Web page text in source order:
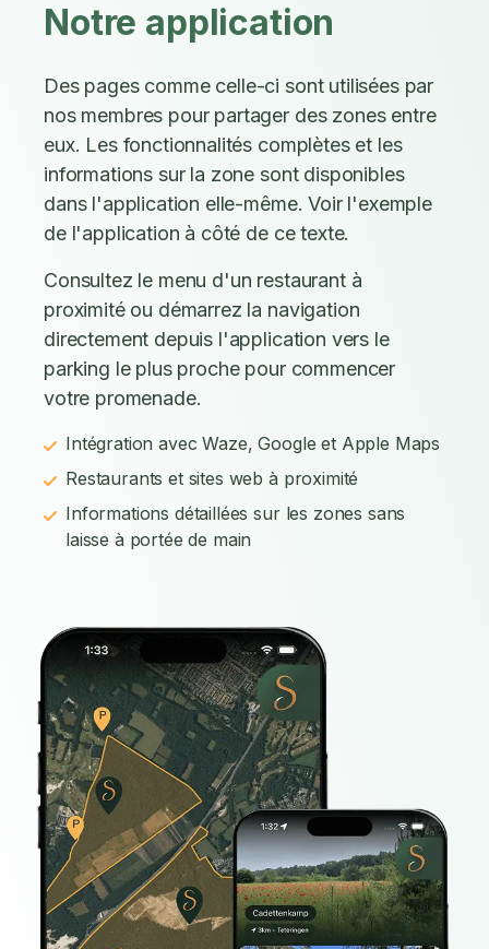
Notre application
Des pages comme celle-ci sont utilisées par
nos membres pour partager des zones entre
eux. Les fonctionnalités complètes et les
informations sur la zone sont disponibles
dans l'application elle-même. Voir l'exemple
de l'application à côté de ce texte.
Consultez le menu d'un restaurant à
proximité ou démarrez la navigation
directement depuis l'application vers le
parking le plus proche pour commencer
votre promenade.
Intégration avec Waze, Google et Apple Maps
Restaurants et sites web à proximité
Informations détaillées sur les zones sans
laisse à portée de main